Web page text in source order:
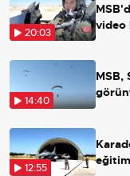
20:03
video
14:40
MSB,
12:55